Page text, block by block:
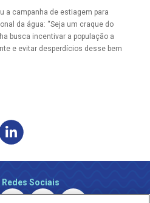
a campanha de estiagem para
da água: “Seja um craque do
busca incentivar a população a
e evitar desperdícios desse bem
Redes Sociais